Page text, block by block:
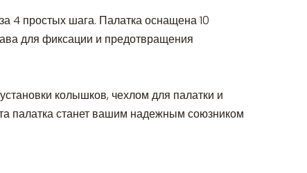
4 простых шага. Палатка оснащена 10
для фиксации и предотвращения
колышков, чехлом для палатки и
палатка станет вашим надежным союзником